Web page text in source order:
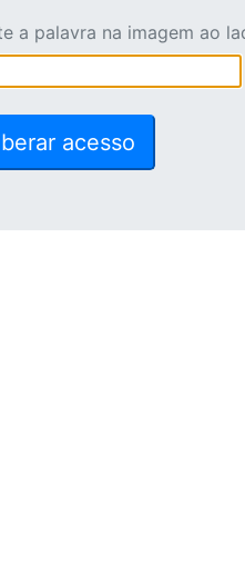
a palavra na imagem ao